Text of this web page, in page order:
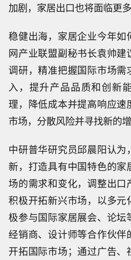
加剧，家居出口也将面临更
稳健出海，家居企业今年如
网产业联盟副秘书长袁帅建
调研，精准把握国际市场需
入，提升产品品质和创新
理，降低成本并提高响应速
市场，分散风险并寻找新的增
中研普华研究员邱晨阳认为
新，打造具有中国特色的家
场的需求和变化，调整出口
积极开拓新兴市场，以多元
极参与国际家居展会、论坛
经销商、设计师等合作伙伴
开拓国际市场；通过广告、